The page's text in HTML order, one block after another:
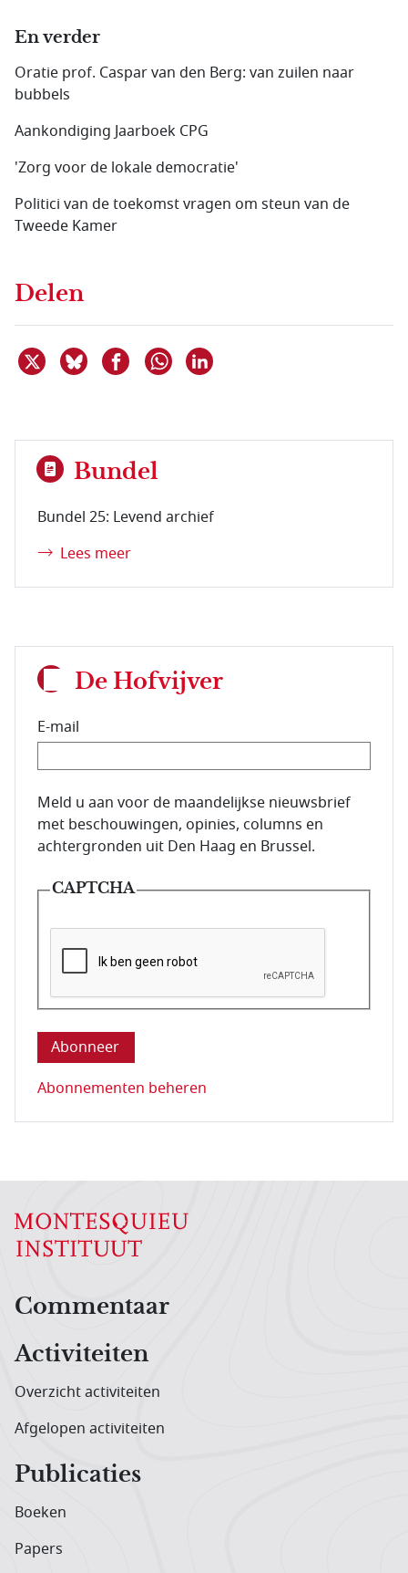
En verder
Oratie prof. Caspar van den Berg: van zuilen naar
bubbels
Aankondiging Jaarboek CPG
'Zorg voor de lokale democratie'
Politici van de toekomst vragen om steun van de
Tweede Kamer
Delen
Deel dit item op X
Deel dit item op Bluesky
Deel dit item op Facebook
Delen via WhatsApp
Bundel
Bundel 25: Levend archief
Lees meer
De Hofvijver
E-mail
E-mailadres van de abonnee.
Meld u aan voor de maandelijkse nieuwsbrief
met beschouwingen, opinies, columns en
achtergronden uit Den Haag en Brussel.
CAPTCHA
Deze vraag is om te controleren dat u een mens
Abonnementen beheren
Hoofdnavigatiemenu
Commentaar
Activiteiten
Overzicht activiteiten
Afgelopen activiteiten
Publicaties
Boeken
Papers